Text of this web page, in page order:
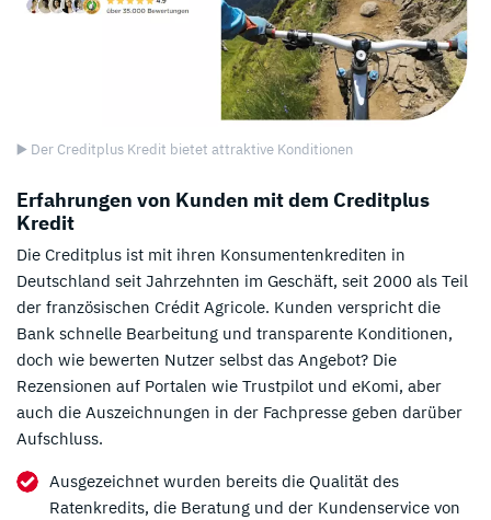
▶️ Der Creditplus Kredit bietet attraktive Konditionen
Erfahrungen von Kunden mit dem Creditplus
Kredit
Die Creditplus ist mit ihren Konsumentenkrediten in
Deutschland seit Jahrzehnten im Geschäft, seit 2000 als Teil
der französischen Crédit Agricole. Kunden verspricht die
Bank schnelle Bearbeitung und transparente Konditionen,
doch wie bewerten Nutzer selbst das Angebot? Die
Rezensionen auf Portalen wie Trustpilot und eKomi, aber
auch die Auszeichnungen in der Fachpresse geben darüber
Aufschluss.
Ausgezeichnet wurden bereits die Qualität des
Ratenkredits, die Beratung und der Kundenservice von